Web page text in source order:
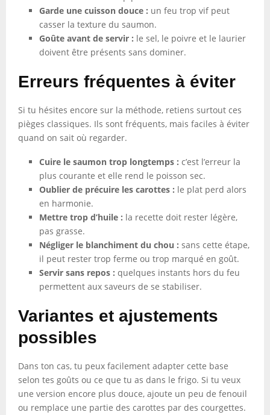
Garde une cuisson douce : un feu trop vif peut
casser la texture du saumon.
Goûte avant de servir : le sel, le poivre et le laurier
doivent être présents sans dominer.
Erreurs fréquentes à éviter
Si tu hésites encore sur la méthode, retiens surtout ces
pièges classiques. Ils sont fréquents, mais faciles à éviter
quand on sait où regarder.
Cuire le saumon trop longtemps : c’est l’erreur la
plus courante et elle rend le poisson sec.
Oublier de précuire les carottes : le plat perd alors
en harmonie.
Mettre trop d’huile : la recette doit rester légère,
pas grasse.
Négliger le blanchiment du chou : sans cette étape,
il peut rester trop ferme ou trop marqué en goût.
Servir sans repos : quelques instants hors du feu
permettent aux saveurs de se stabiliser.
Variantes et ajustements
possibles
Dans ton cas, tu peux facilement adapter cette base
selon tes goûts ou ce que tu as dans le frigo. Si tu veux
une version encore plus douce, ajoute un peu de fenouil
ou remplace une partie des carottes par des courgettes.